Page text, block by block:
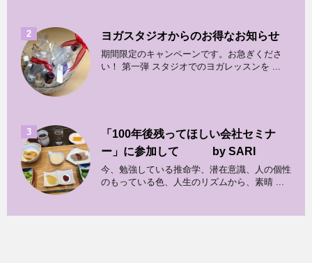
2 ヨガスタジオからのお得なお知らせ
期間限定のキャンペーンです。お急ぎくださ
い！ 第一弾 スタジオでのヨガレッスンを ...
3
「100年後残ってほしい会社セミナ
ー」に参加して by SARI
今、勉強している推命学、潜在意識、人の個性
のもっている色、人生のリズムから、素晴 ...